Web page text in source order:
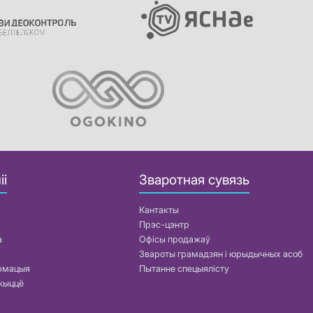
Зваротная сувязь
Кантакты
Прэс-цэнтр
Офісы продажаў
Звароты грамадзян і юрыдычных асоб
Пытанне спецыялісту